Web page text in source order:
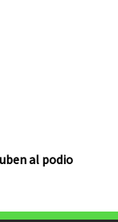
al podio